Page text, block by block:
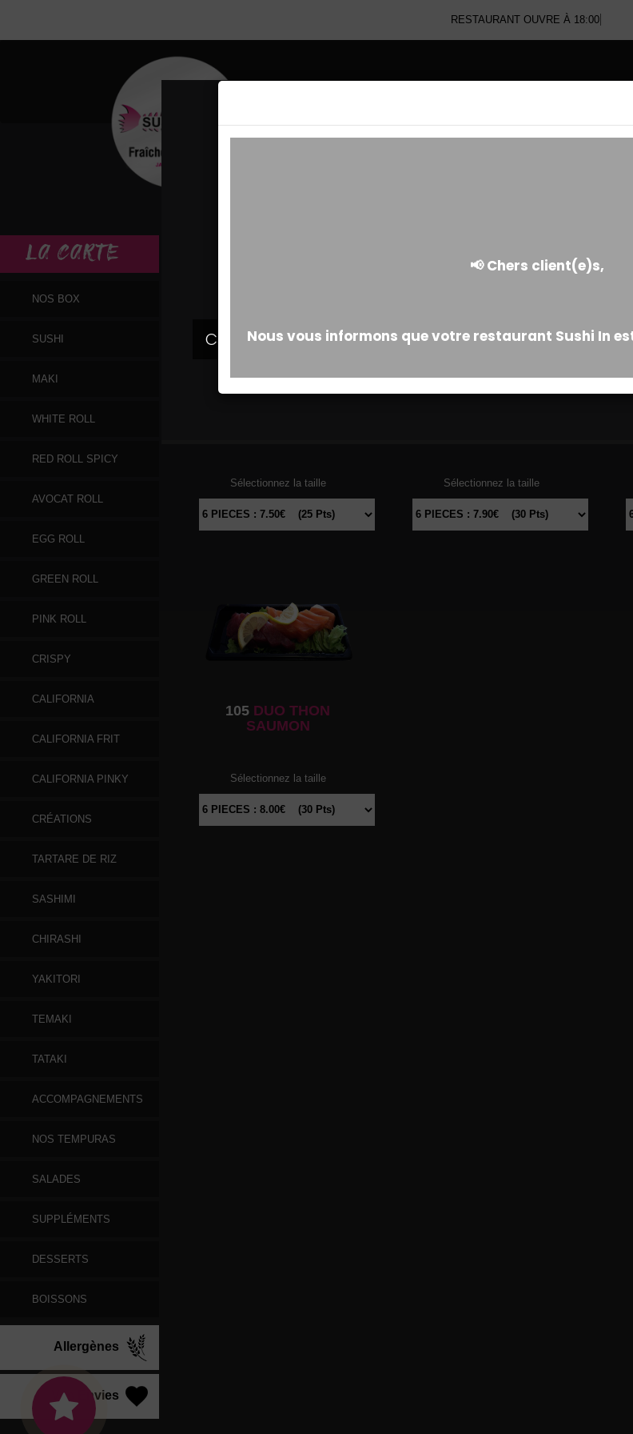
RESTAURANT OUVRE À 18:00
LA CARTE
NOS BOX
SUSHI
MAKI
WHITE ROLL
RED ROLL SPICY
AVOCAT ROLL
EGG ROLL
GREEN ROLL
PINK ROLL
CRISPY
CALIFORNIA
CALIFORNIA FRIT
CALIFORNIA PINKY
CRÉATIONS
TARTARE DE RIZ
SASHIMI
CHIRASHI
YAKITORI
TEMAKI
TATAKI
ACCOMPAGNEMENTS
NOS TEMPURAS
SALADES
SUPPLÉMENTS
DESSERTS
BOISSONS
Allergènes
Vos Envies
Sélectionnez la taille Sélectionnez la taille
105 DUO THON
SAUMON
Sélectionnez la taille